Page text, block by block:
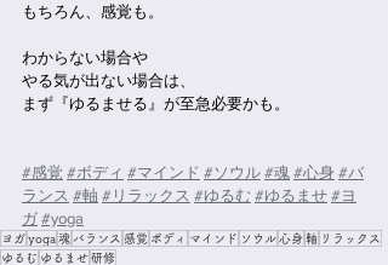
もちろん、感覚も。
わからない場合や
やる気が出ない場合は、
まず『ゆるませる』が至急必要かも。
#感覚 #ボディ #マインド #ソウル #魂 #心身 #バ
ランス #軸 #リラックス #ゆるむ #ゆるませ #ヨ
ガ #yoga
ヨガ yoga 魂 バランス 感覚 ボディ マインド ソウル 心身 軸 リラックス
ゆるむ ゆるませ 研修